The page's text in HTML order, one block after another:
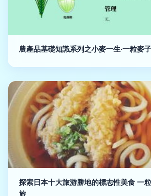
農產品基礎知識系列之小麥一生·一粒麥
探索日本十大旅游勝地的標志性美食 一
旅